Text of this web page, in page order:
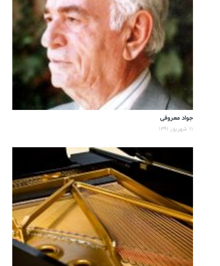
جواد معروفی
۱۱ شهریور ۱۳۹۱